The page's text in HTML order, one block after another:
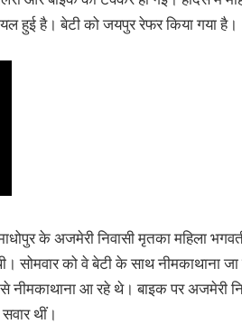
हुई है। बेटी को जयपुर रेफर किया गया है।
के अजमेरी निवासी मृतका महिला
सोमवार को वे बेटी के साथ नीमकाथाना जा
आ रहे थे। बाइक पर अजमेरी
थीं।